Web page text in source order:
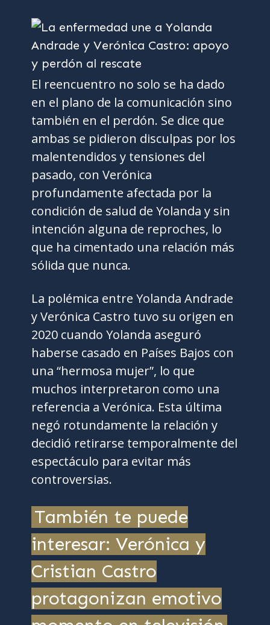
El reencuentro no solo se ha dado
en el plano de la comunicación sino
también en el perdón. Se dice que
ambas se pidieron disculpas por los
malentendidos y tensiones del
pasado, con Verónica
profundamente afectada por la
condición de salud de Yolanda y sin
intención alguna de reproches, lo
que ha cimentado una relación más
sólida que nunca.
La polémica entre Yolanda Andrade
y Verónica Castro tuvo su origen en
2020 cuando Yolanda aseguró
haberse casado en Países Bajos con
una “hermosa mujer”, lo que
muchos interpretaron como una
referencia a Verónica. Esta última
negó rotundamente la relación y
decidió retirarse temporalmente del
espectáculo para evitar más
controversias.
También te puede
interesar: Verónica y
Cristian Castro
protagonizan emotivo